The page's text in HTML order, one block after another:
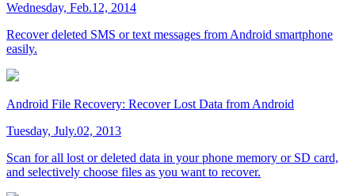
Wednesday, Feb.12, 2014
Recover deleted SMS or text messages from Android smartphone
easily.
Android File Recovery: Recover Lost Data from Android
Tuesday, July.02, 2013
Scan for all lost or deleted data in your phone memory or SD card,
and selectively choose files as you want to recover.